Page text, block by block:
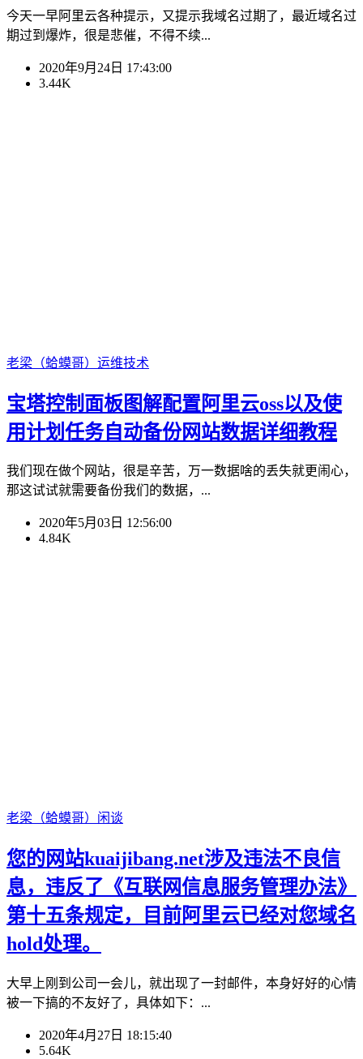
今天一早阿里云各种提示，又提示我域名过期了，最近域名过
期过到爆炸，很是悲催，不得不续...
2020年9月24日 17:43:00
3.44K
老梁（蛤蟆哥） 运维技术
宝塔控制面板图解配置阿里云oss以及使
用计划任务自动备份网站数据详细教程
我们现在做个网站，很是辛苦，万一数据啥的丢失就更闹心，
那这试试就需要备份我们的数据，...
2020年5月03日 12:56:00
4.84K
老梁（蛤蟆哥） 闲谈
您的网站kuaijibang.net涉及违法不良信
息，违反了《互联网信息服务管理办法》
第十五条规定，目前阿里云已经对您域名
hold处理。
大早上刚到公司一会儿，就出现了一封邮件，本身好好的心情
被一下搞的不友好了，具体如下：...
2020年4月27日 18:15:40
5.64K